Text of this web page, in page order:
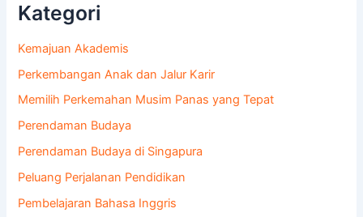
Kategori
Kemajuan Akademis
Perkembangan Anak dan Jalur Karir
Memilih Perkemahan Musim Panas yang Tepat
Perendaman Budaya
Perendaman Budaya di Singapura
Peluang Perjalanan Pendidikan
Pembelajaran Bahasa Inggris